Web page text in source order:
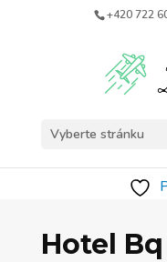
+420 722
Vyberte stránku
Hotel